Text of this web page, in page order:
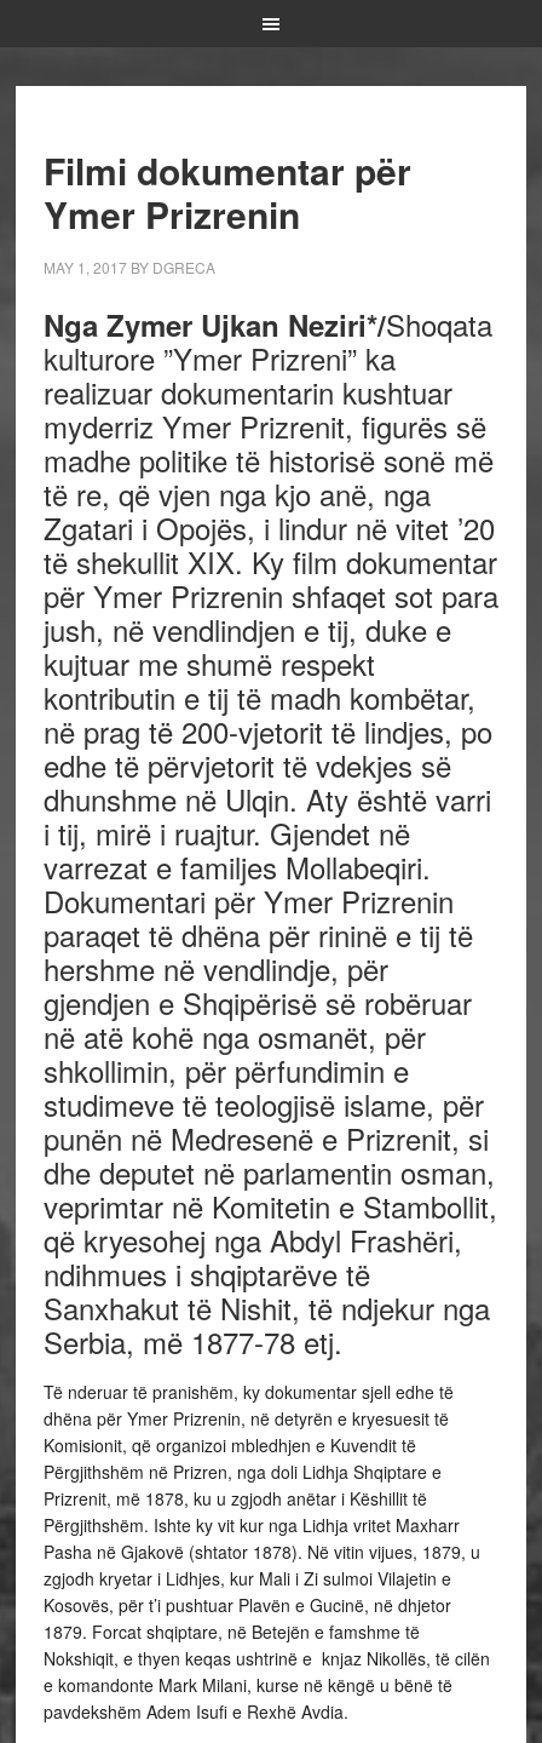
Filmi dokumentar për
Ymer Prizrenin
MAY 1, 2017BY DGRECA
Nga Zymer Ujkan Neziri*/Shoqata
kulturore ”Ymer Prizreni” ka
realizuar dokumentarin kushtuar
myderriz Ymer Prizrenit, figurës së
madhe politike të historisë sonë më
të re, që vjen nga kjo anë, nga
Zgatari i Opojës, i lindur në vitet ’20
të shekullit XIX. Ky film dokumentar
për Ymer Prizrenin shfaqet sot para
jush, në vendlindjen e tij, duke e
kujtuar me shumë respekt
kontributin e tij të madh kombëtar,
në prag të 200-vjetorit të lindjes, po
edhe të përvjetorit të vdekjes së
dhunshme në Ulqin. Aty është varri
i tij, mirë i ruajtur. Gjendet në
varrezat e familjes Mollabeqiri.
Dokumentari për Ymer Prizrenin
paraqet të dhëna për rininë e tij të
hershme në vendlindje, për
gjendjen e Shqipërisë së robëruar
në atë kohë nga osmanët, për
shkollimin, për përfundimin e
studimeve të teologjisë islame, për
punën në Medresenë e Prizrenit, si
dhe deputet në parlamentin osman,
veprimtar në Komitetin e Stambollit,
që kryesohej nga Abdyl Frashëri,
ndihmues i shqiptarëve të
Sanxhakut të Nishit, të ndjekur nga
Serbia, më 1877-78 etj.
Të nderuar të pranishëm, ky dokumentar sjell edhe të
dhëna për Ymer Prizrenin, në detyrën e kryesuesit të
Komisionit, që organizoi mbledhjen e Kuvendit të
Përgjithshëm në Prizren, nga doli Lidhja Shqiptare e
Prizrenit, më 1878, ku u zgjodh anëtar i Këshillit të
Përgjithshëm. Ishte ky vit kur nga Lidhja vritet Maxharr
Pasha në Gjakovë (shtator 1878). Në vitin vijues, 1879, u
zgjodh kryetar i Lidhjes, kur Mali i Zi sulmoi Vilajetin e
Kosovës, për t’i pushtuar Plavën e Gucinë, në dhjetor
1879. Forcat shqiptare, në Betejën e famshme të
Nokshiqit, e thyen keqas ushtrinë e knjaz Nikollës, të cilën
e komandonte Mark Milani, kurse në këngë u bënë të
pavdekshëm Adem Isufi e Rexhë Avdia.